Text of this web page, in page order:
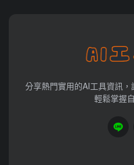
分享熱門實用的AI工具資訊
輕鬆掌握